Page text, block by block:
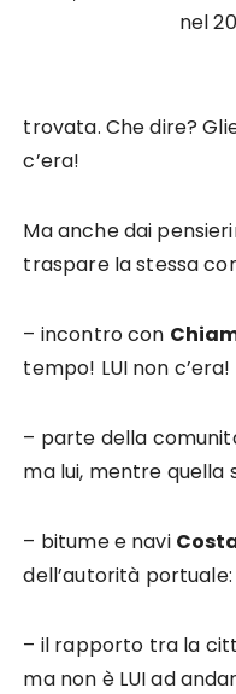
nel
trovata. Che dire?
c’era!
Ma anche dai
traspare la stessa
– incontro con
tempo! LUI non c’era!
– parte della
ma lui, mentre quella
– bitume e navi
dell’autorità portuale:
– il rapporto tra la
ma non è LUI ad